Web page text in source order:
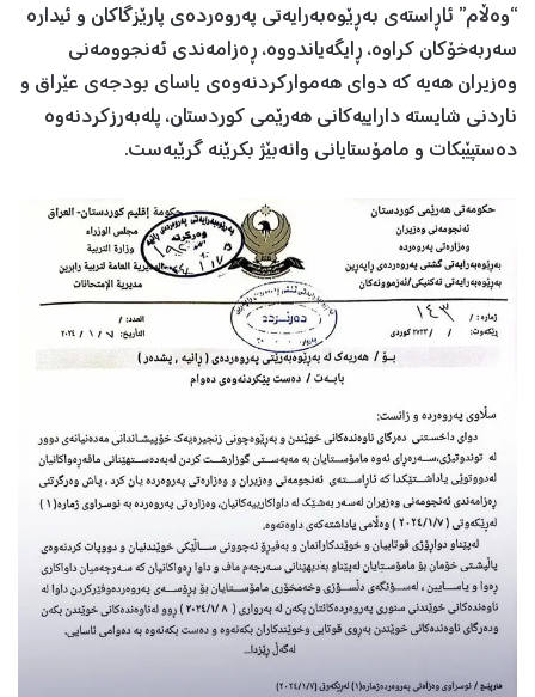
“وەڵام” ئاڕاستەی بەڕێوەبەرایەتی پەروەردەی پارێزگاکان و ئیدارە
سەربەخۆکان کراوە، ڕایگەیاندووە، ڕەزامەندی ئەنجوومەنی
وەزیران هەیە کە دوای هەموارکردنەوەی یاسای بودجەی عێراق و
ناردنی شایستە داراییەکانی هەرێمی کوردستان، پلەبەرزکردنەوە
دەستپێبکات و مامۆستایانی وانەبێژ بکرێنە گرێبەست.